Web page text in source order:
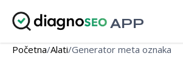
APP
Alati
Početna/Alati/Generator meta oznaka